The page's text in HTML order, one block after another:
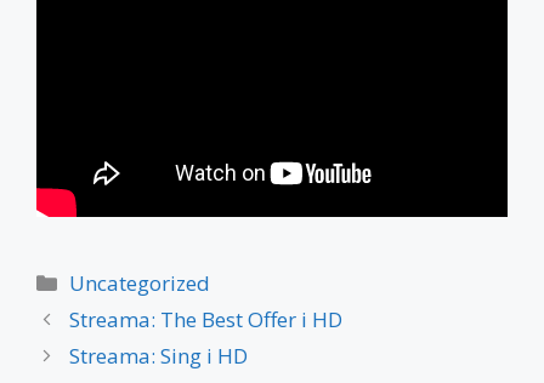
Kategorier
Uncategorized
Streama: The Best Offer i HD
Streama: Sing i HD